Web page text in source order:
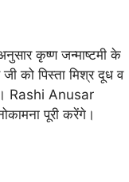
कृष्ण जन्माष्टमी के
को पिस्ता मिश्र दूध व
Rashi Anusar
पूरी करेंगे।